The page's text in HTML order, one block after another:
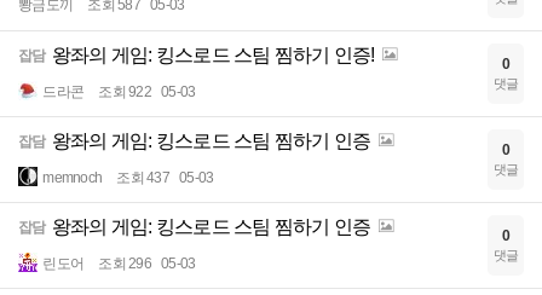
뽱금도끼 조회 587 05-03
잡담 왕좌의 게임: 킹스로드 스팀 찜하기 인증!
드라콘 조회 922 05-03
0
댓글
잡담 왕좌의 게임: 킹스로드 스팀 찜하기 인증
memnoch 조회 437 05-03
0
댓글
잡담 왕좌의 게임: 킹스로드 스팀 찜하기 인증
린도어 조회 296 05-03
0
댓글